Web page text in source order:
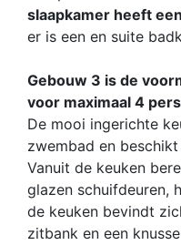
slaapkamer heeft
er is een en suite
Gebouw 3 is de
voor maximaal 4
De mooi ingerichte
zwembad en
Vanuit de keuken
glazen schuifdeuren,
de keuken bevindt
zitbank en een